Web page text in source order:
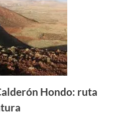
Hondo: ruta